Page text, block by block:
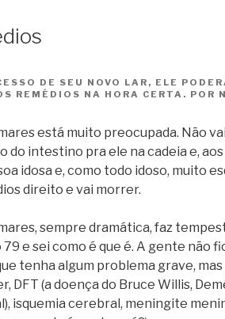
DE SEU NOVO LAR, ELE
REMÉDIOS NA HORA CERTA. POR
está muito preocupada. Não
do intestino pra ele na cadeia e, aos
idosa e, como todo idoso, muito
direito e vai morrer.
sempre dramática, faz
e sei como é que é. A gente não
tenha algum problema grave,
DFT (a doença do Bruce Willis,
isquemia cerebral, meningite